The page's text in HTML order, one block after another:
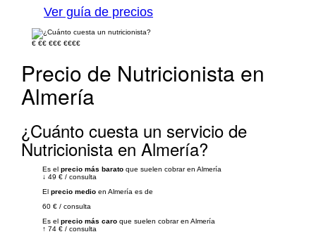
Ver guía de precios
€ €€ €€€ €€€€
Precio de Nutricionista en
Almería
¿Cuánto cuesta un servicio de
Nutricionista en Almería?
Es el precio más barato que suelen cobrar en Almería
↓ 49 € / consulta
El precio medio en Almería es de
60 € / consulta
Es el precio más caro que suelen cobrar en Almería
↑ 74 € / consulta